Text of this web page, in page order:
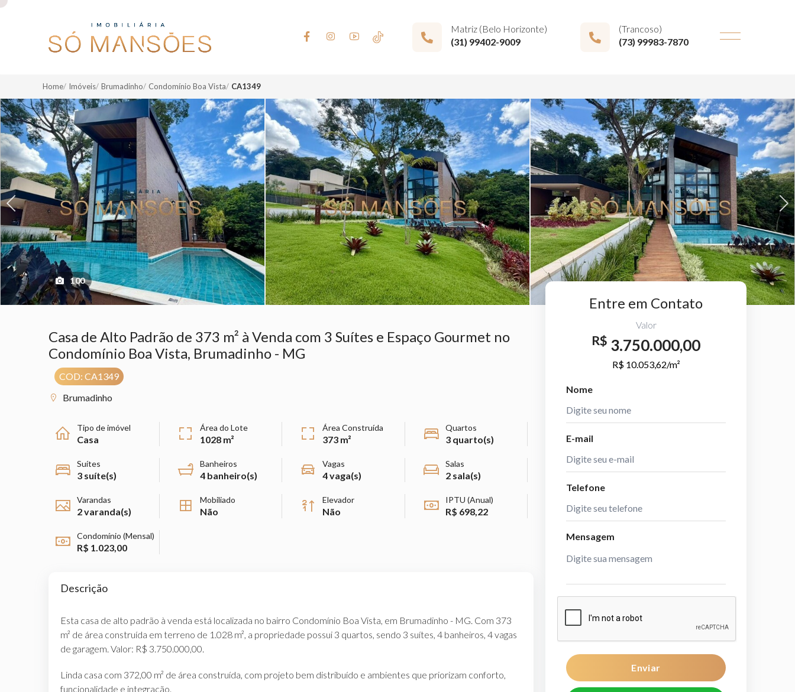
Matriz (Belo Horizonte)
(31) 99402-9009
(Trancoso)
(73) 99983-7870
Home Imóveis Brumadinho Condomínio Boa Vista CA1349
Previous Next
100
Casa de Alto Padrão de 373 m² à Venda com 3 Suítes e Espaço Gourmet no
Condomínio Boa Vista, Brumadinho - MG
COD: CA1349
Brumadinho
Tipo de imóvel
Casa
Área do Lote
1028 m²
Área Construída
373 m²
Quartos
3 quarto(s)
Suítes
3 suíte(s)
Banheiros
4 banheiro(s)
Vagas
4 vaga(s)
Salas
2 sala(s)
Varandas
2 varanda(s)
Mobiliado
Não
Elevador
Não
IPTU (Anual)
R$ 698,22
Condomínio (Mensal)
R$ 1.023,00
Descrição
Esta casa de alto padrão à venda está localizada no bairro Condomínio Boa Vista, em Brumadinho - MG. Com 373
m² de área construída em terreno de 1.028 m², a propriedade possui 3 quartos, sendo 3 suítes, 4 banheiros, 4 vagas
de garagem. Valor: R$ 3.750.000,00.
Linda casa com 372,00 m² de área construída, com projeto bem distribuído e ambientes que priorizam conforto,
funcionalidade e integração.
Entre em Contato
Valor
R$ 3.750.000,00
R$ 10.053,62/m²
Nome
E-mail
Telefone
Mensagem
Enviar